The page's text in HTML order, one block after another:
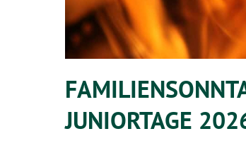
JUNIORTAGE